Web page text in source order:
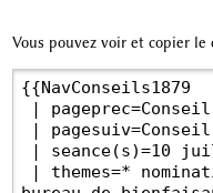
Vous pouvez voir et copier le